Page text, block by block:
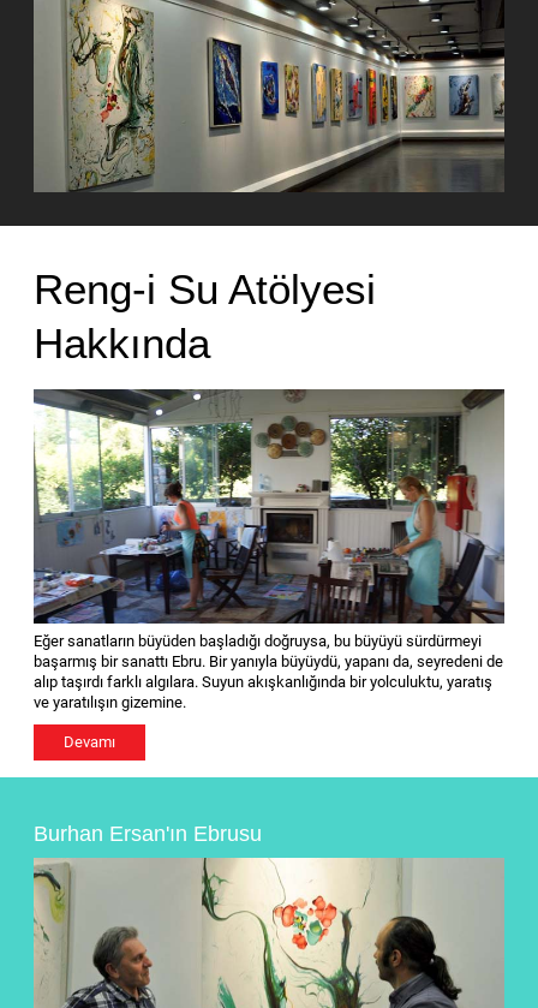
Reng-i Su Atölyesi
Hakkında
Eğer sanatların büyüden başladığı doğruysa, bu büyüyü sürdürmeyi
başarmış bir sanattı Ebru. Bir yanıyla büyüydü, yapanı da, seyredeni de
alıp taşırdı farklı algılara. Suyun akışkanlığında bir yolculuktu, yaratış
ve yaratılışın gizemine.
Devamı
Burhan Ersan'ın Ebrusu